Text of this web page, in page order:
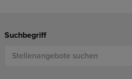
Suchbegriff